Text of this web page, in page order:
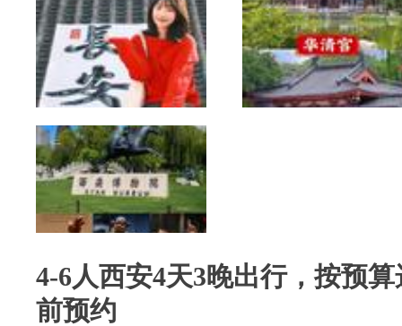
4‑6人西安4天3晚出行，按预
前预约